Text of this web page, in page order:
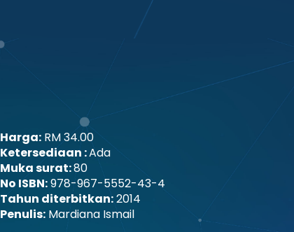
Harga: RM 34.00
Ketersediaan :Ada
Muka surat:80
No ISBN:978-967-5552-43-4
Tahun diterbitkan:2014
Penulis: Mardiana Ismail